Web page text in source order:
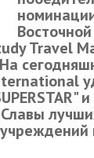
Travel